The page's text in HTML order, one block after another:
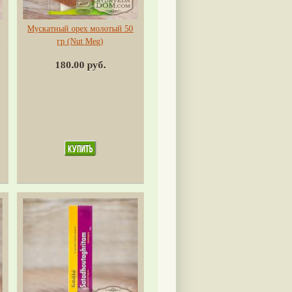
Мускатный орех молотый 50
гр (Nut Meg)
180.00 руб.